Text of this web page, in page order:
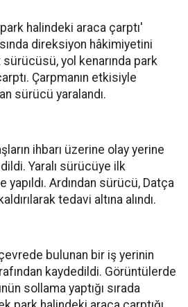
halindeki araca çarptı'
direksiyon hâkimiyetini
yol kenarında park
Çarpmanın etkisiyle
sürücü yaralandı.
ihbarı üzerine olay yerine
Yaralı sürücüye ilk
yapıldı. Ardından sürücü, Datça
tedavi altına alındı.
bulunan bir iş yerinin
kaydedildi. Görüntülerde
sollama yaptığı sırada